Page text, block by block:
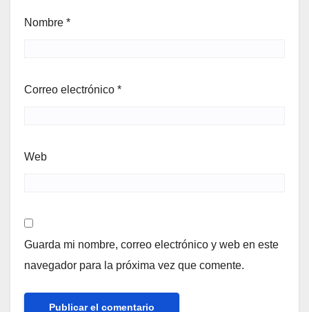
Nombre *
Correo electrónico *
Web
Guarda mi nombre, correo electrónico y web en este
navegador para la próxima vez que comente.